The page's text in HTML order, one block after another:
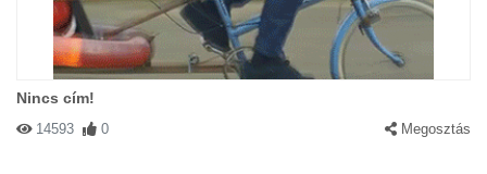
Nincs cím!
14593 0 Megosztás